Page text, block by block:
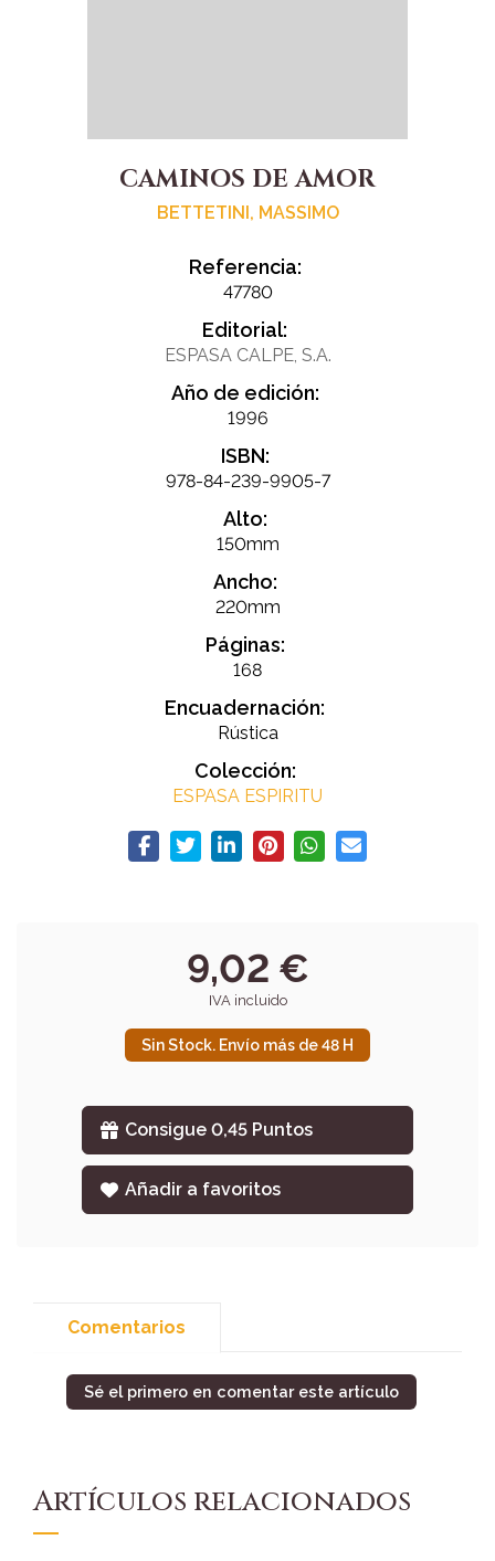
CAMINOS DE AMOR
BETTETINI, MASSIMO
Referencia:
47780
Editorial:
ESPASA CALPE, S.A.
Año de edición:
1996
ISBN:
978-84-239-9905-7
Alto:
150mm
Ancho:
220mm
Páginas:
168
Encuadernación:
Rústica
Colección:
ESPASA ESPIRITU
9,02 €
IVA incluido
Sin Stock. Envío más de 48 H
Consigue 0,45 Puntos
Añadir a favoritos
Comentarios
Sé el primero en comentar este artículo
Artículos relacionados